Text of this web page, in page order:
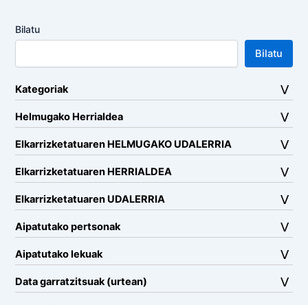
Bilatu
Bilatu
Kategoriak
Helmugako Herrialdea
Elkarrizketatuaren HELMUGAKO UDALERRIA
Elkarrizketatuaren HERRIALDEA
Elkarrizketatuaren UDALERRIA
Aipatutako pertsonak
Aipatutako lekuak
Data garratzitsuak (urtean)